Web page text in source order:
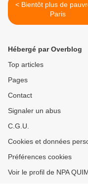
< Bientôt plus de pauvres à
Paris
Hébergé par Overblog
Top articles
Pages
Contact
Signaler un abus
C.G.U.
Cookies et données
Préférences cookies
Voir le profil de NPA